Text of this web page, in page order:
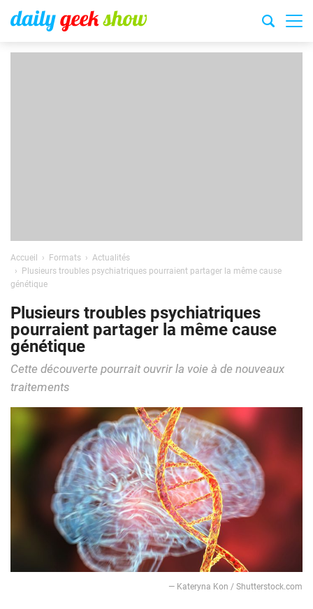
Accueil Formats
Actualités
Plusieurs troubles psychiatriques pourraient partager la même cause
génétique
Plusieurs troubles psychiatriques
pourraient partager la même cause
génétique
Cette découverte pourrait ouvrir la voie à de nouveaux
traitements
— Kateryna Kon / Shutterstock.com